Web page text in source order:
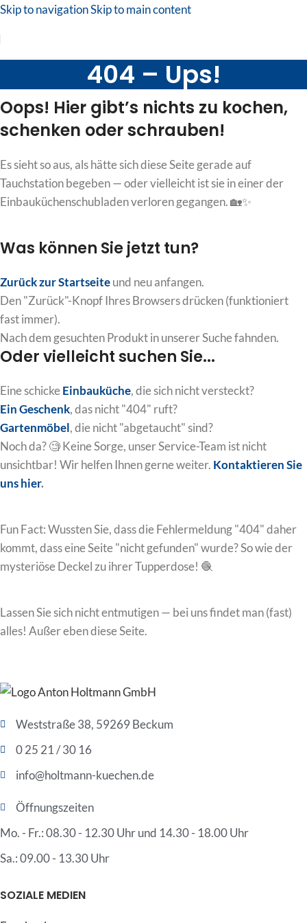
Skip to navigationSkip to main content
404 – Ups!
Oops! Hier gibt’s nichts zu kochen,
schenken oder schrauben!
Es sieht so aus, als hätte sich diese Seite gerade auf
Tauchstation begeben — oder vielleicht ist sie in einer der
Einbauküchenschubladen verloren gegangen. 🏡✨
Was können Sie jetzt tun?
Zurück zur Startseiteund neu anfangen.
Den "Zurück"-Knopf Ihres Browsers drücken (funktioniert
fast immer).
Nach dem gesuchten Produkt in unserer Suche fahnden.
Oder vielleicht suchen Sie...
Eine schickeEinbauküche, die sich nicht versteckt?
Ein Geschenk, das nicht "404" ruft?
Gartenmöbel, die nicht "abgetaucht" sind?
Noch da? 🧐 Keine Sorge, unser Service-Team ist nicht
unsichtbar! Wir helfen Ihnen gerne weiter. KontaktierenSie
uns hier.
Fun Fact: Wussten Sie, dass die Fehlermeldung "404" daher
kommt, dass eine Seite "nicht gefunden" wurde? So wie der
mysteriöse Deckel zu ihrer Tupperdose! 🧶
Lassen Sie sich nicht entmutigen — bei uns findet man (fast)
alles! Außer eben diese Seite.
Weststraße 38, 59269 Beckum
0 25 21 / 30 16
info@holtmann-kuechen.de
Öffnungszeiten
Mo. - Fr.: 08.30 - 12.30 Uhr und 14.30 - 18.00 Uhr
Sa.: 09.00 - 13.30 Uhr
SOZIALE MEDIEN